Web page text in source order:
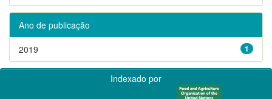
Ano de publicação
1
2019
Indexado por